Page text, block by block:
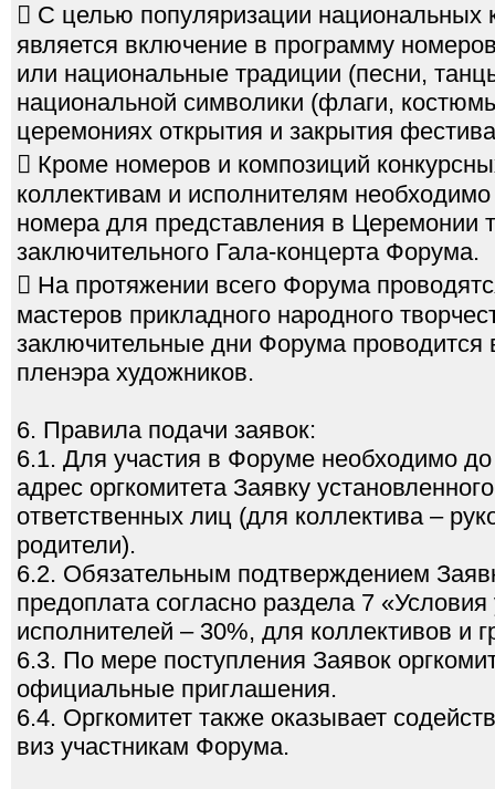
 С целью популяризации национальных
является включение в программу
или национальные традиции (песни,
национальной символики (флаги,
церемониях открытия и закрытия
 Кроме номеров и композиций
коллективам и исполнителям
номера для представления в Церемонии
заключительного Гала-концерта Форума.
 На протяжении всего Форума
мастеров прикладного народного
заключительные дни Форума проводится
пленэра художников.
6. Правила подачи заявок:
6.1. Для участия в Форуме необходимо
адрес оргкомитета Заявку
ответственных лиц (для коллектива –
родители).
6.2. Обязательным подтверждением
предоплата согласно раздела 7
исполнителей – 30%, для коллективов и
6.3. По мере поступления Заявок
официальные приглашения.
6.4. Оргкомитет также оказывает
виз участникам Форума.